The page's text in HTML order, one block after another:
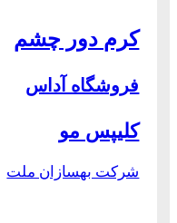
کرم دور چشم
فروشگاه آداس
کلیپس مو
شرکت بهسازان ملت